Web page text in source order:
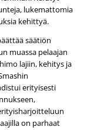
lukemattomia
kehittyä.
säätiön
muassa pelaajan
lajiin, kehitys ja
erityisesti
on parhaat